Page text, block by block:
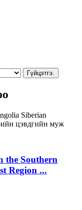
Гүйцэтгэ.
Siberian
цэвдгийн муж
the Southern
Region ...